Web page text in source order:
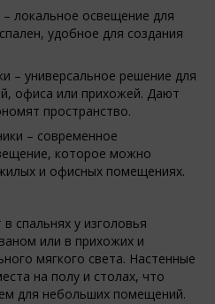
локальное освещение для
удобное для создания
– универсальное решение для
офиса или прихожей. Дают
пространство.
– современное
которое можно
и офисных помещениях.
спальнях у изголовья
или в прихожих и
мягкого света. Настенные
на полу и столах, что
для небольших помещений.